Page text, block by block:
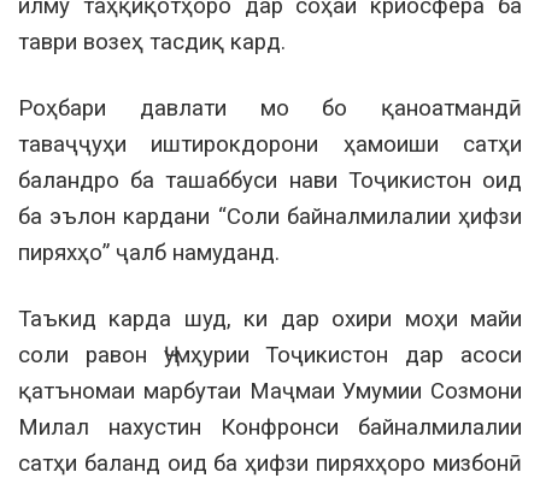
илму таҳқиқотҳоро дар соҳаи криосфера ба
таври возеҳ тасдиқ кард.
Роҳбари давлати мо бо қаноатмандӣ
таваҷҷуҳи иштирокдорони ҳамоиши сатҳи
баландро ба ташаббуси нави Тоҷикистон оид
ба эълон кардани “Соли байналмилалии ҳифзи
пиряхҳо” ҷалб намуданд.
Таъкид карда шуд, ки дар охири моҳи майи
соли равон Ҷумҳурии Тоҷикистон дар асоси
қатъномаи марбутаи Маҷмаи Умумии Созмони
Милал нахустин Конфронси байналмилалии
сатҳи баланд оид ба ҳифзи пиряхҳоро мизбонӣ